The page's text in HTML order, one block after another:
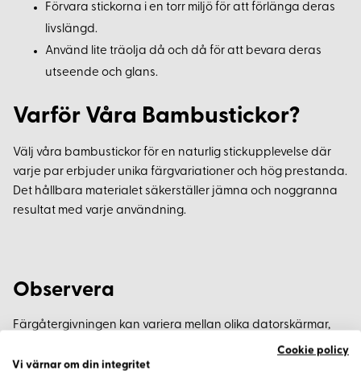
Förvara stickorna i en torr miljö för att förlänga deras
livslängd.
Använd lite träolja då och då för att bevara deras
utseende och glans.
Varför Våra Bambustickor?
Välj våra bambustickor för en naturlig stickupplevelse där
varje par erbjuder unika färgvariationer och hög prestanda.
Det hållbara materialet säkerställer jämna och noggranna
resultat med varje användning.
Observera
Färgåtergivningen kan variera mellan olika datorskärmar,
vilket innebär att stickornas faktiska färg kan skilja sig något
från bilderna.
Cookie policy
Vi värnar om din integritet